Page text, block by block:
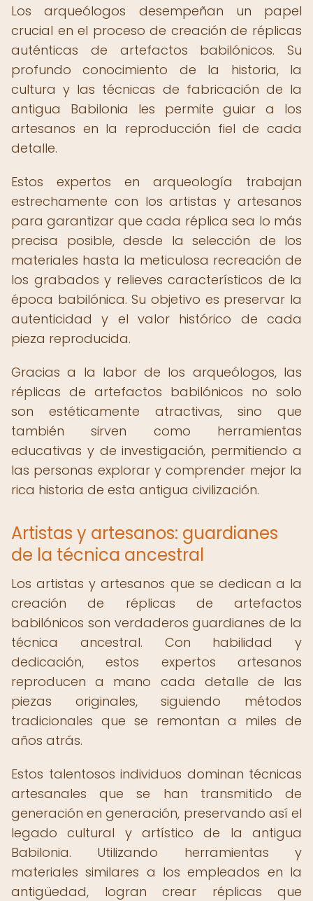
Los arqueólogos desempeñan un papel
crucial en el proceso de creación de réplicas
auténticas de artefactos babilónicos. Su
profundo conocimiento de la historia, la
cultura y las técnicas de fabricación de la
antigua Babilonia les permite guiar a los
artesanos en la reproducción fiel de cada
detalle.
Estos expertos en arqueología trabajan
estrechamente con los artistas y artesanos
para garantizar que cada réplica sea lo más
precisa posible, desde la selección de los
materiales hasta la meticulosa recreación de
los grabados y relieves característicos de la
época babilónica. Su objetivo es preservar la
autenticidad y el valor histórico de cada
pieza reproducida.
Gracias a la labor de los arqueólogos, las
réplicas de artefactos babilónicos no solo
son estéticamente atractivas, sino que
también sirven como herramientas
educativas y de investigación, permitiendo a
las personas explorar y comprender mejor la
rica historia de esta antigua civilización.
Artistas y artesanos: guardianes
de la técnica ancestral
Los artistas y artesanos que se dedican a la
creación de réplicas de artefactos
babilónicos son verdaderos guardianes de la
técnica ancestral. Con habilidad y
dedicación, estos expertos artesanos
reproducen a mano cada detalle de las
piezas originales, siguiendo métodos
tradicionales que se remontan a miles de
años atrás.
Estos talentosos individuos dominan técnicas
artesanales que se han transmitido de
generación en generación, preservando así el
legado cultural y artístico de la antigua
Babilonia. Utilizando herramientas y
materiales similares a los empleados en la
antigüedad, logran crear réplicas que